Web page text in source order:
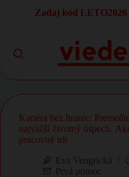
Zadaj kód
Kariéra bez hraníc:
najväčší životný úspech.
pracovný trh
Eva Vengrická
Prvá pomoc